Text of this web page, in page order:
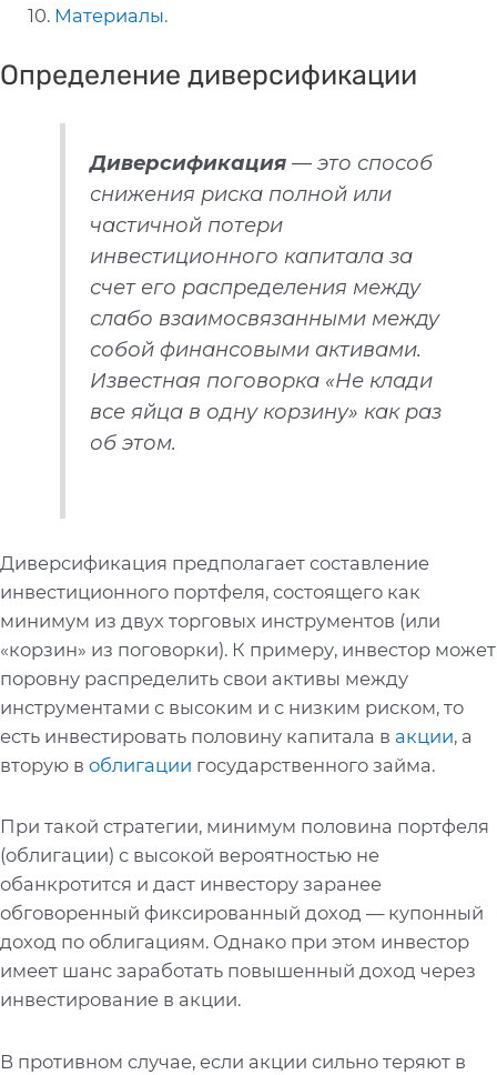
Материалы.
Определение диверсификации
Диверсификация— это способ
снижения риска полной или
частичной потери
инвестиционного капитала за
счет его распределения между
слабо взаимосвязанными между
собой финансовыми активами.
Известная поговорка «Не клади
все яйца в одну корзину» как раз
об этом.
Диверсификация предполагает составление
инвестиционного портфеля, состоящего как
минимум из двух торговых инструментов (или
«корзин» из поговорки). К примеру, инвестор может
поровну распределить свои активы между
инструментами с высоким и с низким риском, то
есть инвестировать половину капитала в акции, а
вторую в облигации государственного займа.
При такой стратегии, минимум половина портфеля
(облигации) с высокой вероятностью не
обанкротится и даст инвестору заранее
обговоренный фиксированный доход — купонный
доход по облигациям. Однако при этом инвестор
имеет шанс заработать повышенный доход через
инвестирование в акции.
В противном случае, если акции сильно теряют в